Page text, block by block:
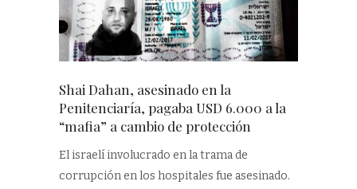
Shai Dahan, asesinado en la
Penitenciaría, pagaba USD 6.000 a la
“mafia” a cambio de protección
El israelí involucrado en la trama de
corrupción en los hospitales fue asesinado.